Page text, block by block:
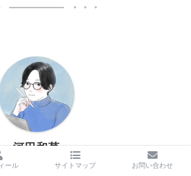
ター×イラストレーター
河田和菓
ール サイトマップ お問い合わせ